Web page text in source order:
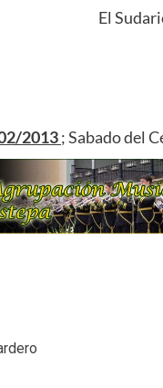
El
2013; Sabado del